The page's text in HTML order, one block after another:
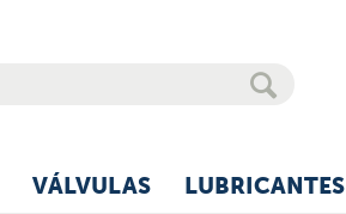
VÁLVULAS LUBRICANTES